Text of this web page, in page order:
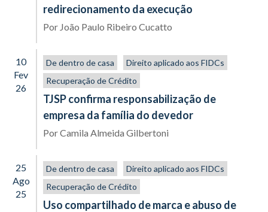
redirecionamento da execução
Por João Paulo Ribeiro Cucatto
10
Fev
26
De dentro de casa
Direito aplicado aos FIDCs
Recuperação de Crédito
TJSP confirma responsabilização de
empresa da família do devedor
PorCamila Almeida Gilbertoni
25
Ago
25
De dentro de casa
Direito aplicado aos FIDCs
Recuperação de Crédito
Uso compartilhado de marca e abuso de